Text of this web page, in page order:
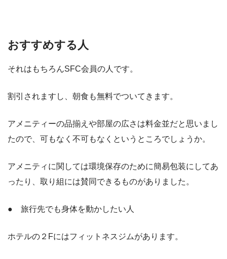
おすすめする人
それはもちろんSFC会員の人です。
割引されますし、朝食も無料でついてきます。
アメニティーの品揃えや部屋の広さは料金並だと思いまし
たので、可もなく不可もなくというところでしょうか。
アメニティに関しては環境保存のために簡易包装にしてあ
ったり、取り組には賛同できるものがありました。
● 旅行先でも身体を動かしたい人
ホテルの２Fにはフィットネスジムがあります。